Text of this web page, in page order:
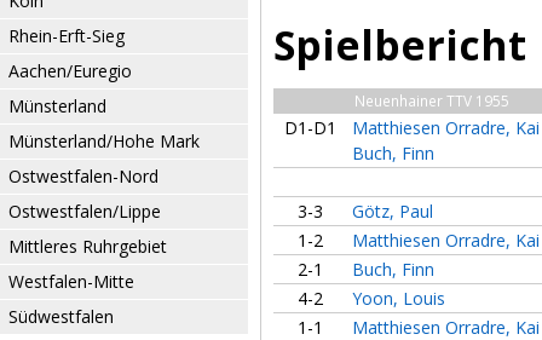
Rhein-Erft-Sieg
Aachen/Euregio
Münsterland
Münsterland/Hohe Mark
Ostwestfalen-Nord
Ostwestfalen/Lippe
Mittleres Ruhrgebiet
Westfalen-Mitte
Südwestfalen
Spielbericht
Neuenhainer TTV 1955
D1-D1
Matthiesen Orradre, Kai
Buch, Finn
3-3
Götz, Paul
1-2
Matthiesen Orradre, Kai
2-1
Buch, Finn
4-2
Yoon, Louis
1-1
Matthiesen Orradre, Kai